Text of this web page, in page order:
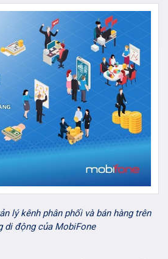
lý kênh phân phối và bán hàng trên
di động của MobiFone